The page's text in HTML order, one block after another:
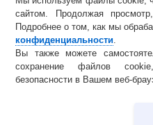
сайтом. Продолжая
Подробнее о том, как мы
конфиденциальности
Вы также можете
сохранение файлов
безопасности в Вашем веб-